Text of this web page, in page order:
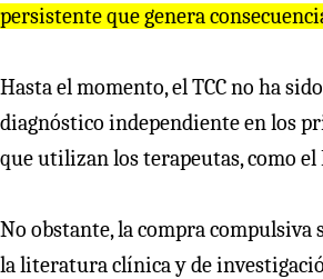
persistente que genera
Hasta el momento, el TCC no ha
diagnóstico independiente en los
que utilizan los terapeutas, como el
No obstante, la compra compulsiva
la literatura clínica y de